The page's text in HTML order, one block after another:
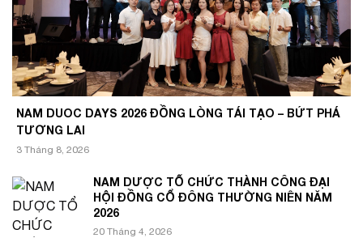
NAM DUOC DAYS 2026 ĐỒNG LÒNG TÁI TẠO – BỨT PHÁ
TƯƠNG LAI
3 Tháng 8, 2026
NAM DƯỢC TỔ CHỨC THÀNH CÔNG ĐẠI
HỘI ĐỒNG CỔ ĐÔNG THƯỜNG NIÊN NĂM
2026
20 Tháng 4, 2026